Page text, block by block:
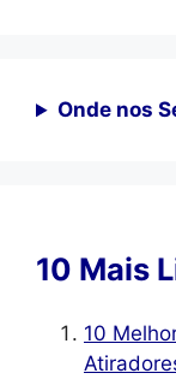
Onde nos
10 Mais
10